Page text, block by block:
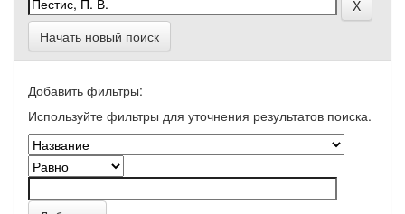
Начать новый поиск
Добавить фильтры:
Используйте фильтры для уточнения результатов поиска.